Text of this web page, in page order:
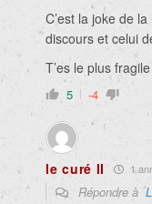
C’est la joke de
discours et celui
T’es le plus
5 -4
le curé II 1
Répondre à